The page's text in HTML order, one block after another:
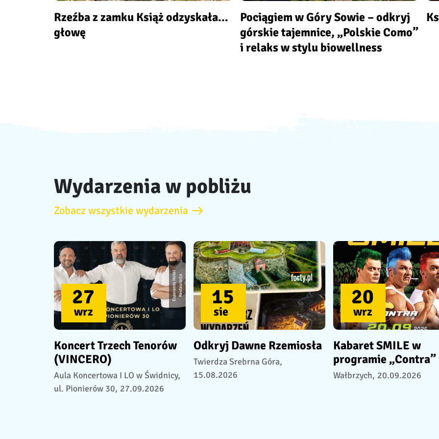
Rzeźba z zamku Książ odzyskała…
głowę
Pociągiem w Góry Sowie – odkryj
górskie tajemnice, „Polskie Como”
i relaks w stylu biowellness
Wydarzenia w pobliżu
Zobacz wszystkie wydarzenia
E
s
p
e
r
a
n
t
o
H
ot
e
l
R
e
s
t
a
u
r
a
c
ja
27
wrz
Koncert Trzech Tenorów
(VINCERO)
Aula Koncertowa I LO w Świdnicy,
ul. Pionierów 30, 27.09.2026
15
sie
Odkryj Dawne Rzemiosła
Twierdza Srebrna Góra,
15.08.2026
20
wrz
Kabaret SMILE w
programie „Contra”
Wałbrzych, 20.09.2026